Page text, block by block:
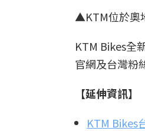
▲KTM位於奧
KTM Bikes全
官網及台灣粉
【延伸資訊】
KTM Bikes